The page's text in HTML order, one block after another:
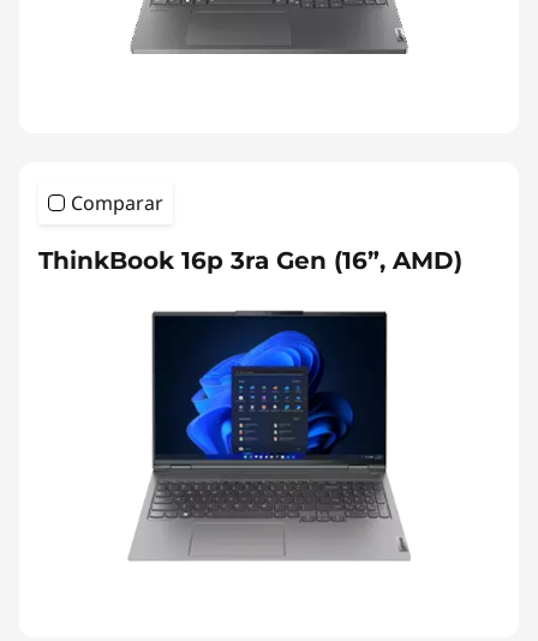
Comparar
ThinkBook 16p 3ra Gen (16”, AMD)